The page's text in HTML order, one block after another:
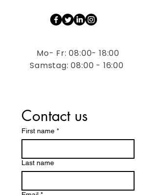
Mo- Fr: 08:00- 18:00
​​Samstag: 08:00 - 16:00
Contact us
First name *
Last name